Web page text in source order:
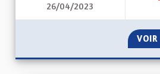
26/04/2023
VOIR